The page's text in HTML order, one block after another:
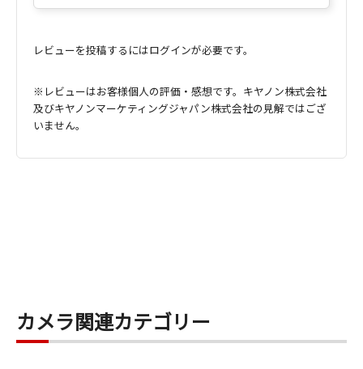
レビューを投稿するにはログインが必要です。
※レビューはお客様個人の評価・感想です。キヤノン株式会社
及びキヤノンマーケティングジャパン株式会社の見解ではござ
いません。
カメラ関連カテゴリー